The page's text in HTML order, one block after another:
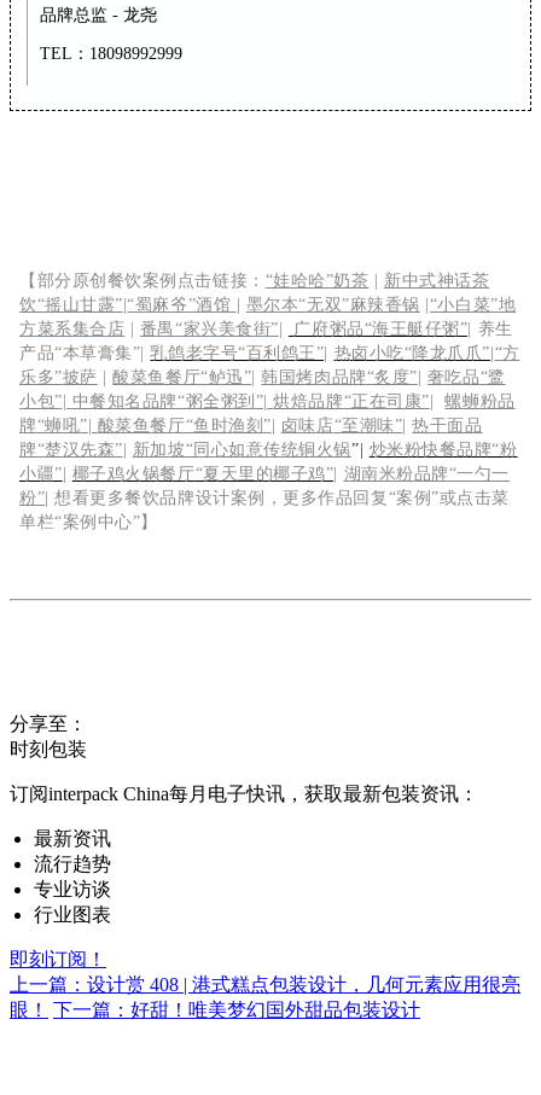
品牌总监 - 龙尧
TEL：18098992999
【部分原创餐饮案例点击链接： “娃哈哈”奶茶
新中式神话茶
饮“摇山甘露” “蜀麻爷”酒馆 墨尔本“无双”麻辣香锅
“小白菜”地
方菜系集合店
番禺“家兴美食街” 广府粥品“海王艇仔粥”
养生
产品“本草膏集”|乳鸽老字号“百利鸽王” 热卤小吃“降龙爪爪” “方
乐多”披萨 酸菜鱼餐厅“鲈迅” 韩国烤肉品牌 “炙度” 奢吃品 “鹭
小包” 中餐知名品牌 “粥全粥到”|烘焙品牌 “正在司康”
螺蛳粉品
牌 “蛳吼” 酸菜鱼餐厅“鱼时渔刻” 卤味店 “至潮味” 热干面品
牌“楚汉先森”
新加坡“同心如意传统铜火锅”| 炒米粉快餐品牌“粉
小疆” 椰子鸡火锅餐厅“夏天里的椰子鸡” 湖南米粉品牌 “一勺一
粉” |想看更多餐饮品牌设计案例，更多作品回复“案例”或点击菜
单栏“案例中心”】
分享至：
时刻包装
订阅interpack China每月电子快讯，获取最新包装资讯：
最新资讯
流行趋势
专业访谈
行业图表
即刻订阅！
上一篇：设计赏 408 | 港式糕点包装设计，几何元素应用很亮
眼！
下一篇：好甜！唯美梦幻国外甜品包装设计